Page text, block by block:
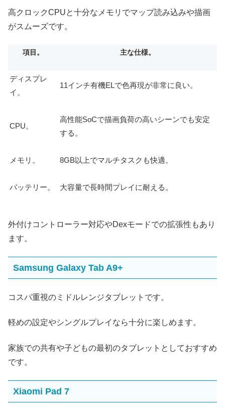
高クロックCPUと十分なメモリでマップ読み込みや描画
がスムーズです。
項目。 主な仕様。
ディスプレ
イ。
11インチ有機ELで色再現が非常に良い。
CPU。
高性能SoCで描画負荷の高いシーンでも安定
する。
メモリ。 8GB以上でマルチタスクも快適。
バッテリー。 大容量で長時間プレイに耐える。
外付けコントローラー対応やDexモードでの拡張性もあり
ます。
Samsung Galaxy Tab A9+
コスパ重視のミドルレンジタブレットです。
軽めの設定やシングルプレイなら十分に楽しめます。
家族での共有や子どもの最初のタブレットとしておすすめ
です。
Xiaomi Pad 7